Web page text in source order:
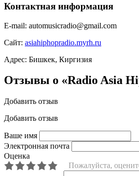
Контактная информация
E-mail: automusicradio@gmail.com
Сайт: asiahiphopradio.myrh.ru
Адрес: Бишкек, Киргизия
Отзывы о «Radio Asia
Добавить отзыв
Добавить отзыв
Ваше имя
Электронная почта
Оценка
Пожалуйста,